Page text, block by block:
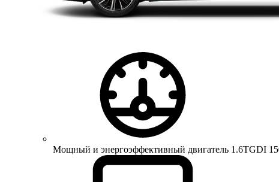
Мощный и энергоэффективный двигатель 1.6TGDI